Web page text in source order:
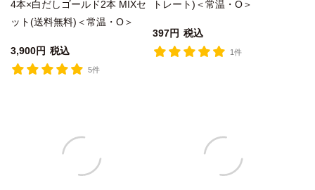
4本×白だしゴールド2本 MIXセ
ット(送料無料)＜常温・O＞
3,900 税込
5件
トレート)＜常温・O＞
397 税込
1件